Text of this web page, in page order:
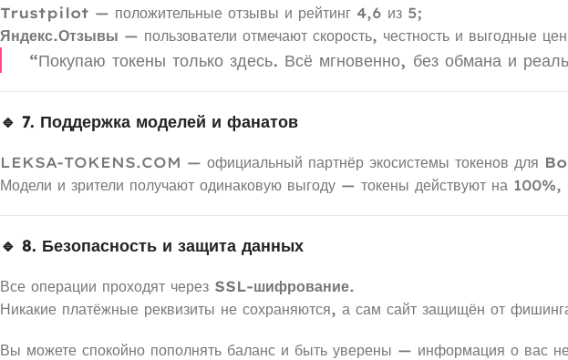
Trustpilot — положительные отзывы и рейтинг 4,6 из 5;
Яндекс.Отзывы — пользователи отмечают скорость, честность и выгодные
“Покупаю токены только здесь. Всё мгновенно, без обмана и
🔹 7. Поддержка моделей и фанатов
LEKSA-TOKENS.COM — официальный партнёр экосистемы токенов для
Модели и зрители получают одинаковую выгоду — токены действуют на 100%,
🔹 8. Безопасность и защита данных
Все операции проходят через SSL-шифрование.
Никакие платёжные реквизиты не сохраняются, а сам сайт защищён от
Вы можете спокойно пополнять баланс и быть уверены — информация о вас